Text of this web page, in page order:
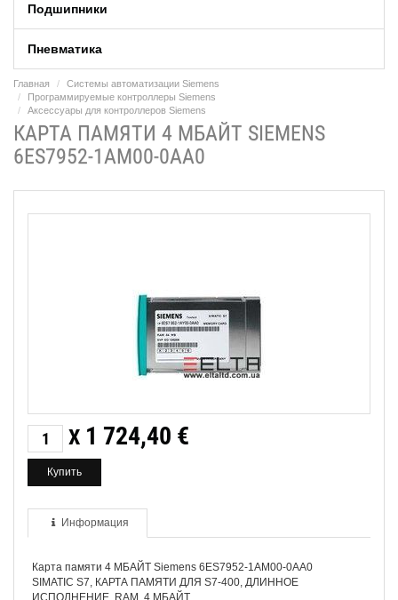
Подшипники
Пневматика
Главная
Системы автоматизации Siemens
Программируемые контроллеры Siemens
Аксессуары для контроллеров Siemens
КАРТА ПАМЯТИ 4 МБАЙТ SIEMENS
6ES7952-1AM00-0AA0
X 1 724,40 €
Информация
Карта памяти 4 МБАЙТ Siemens 6ES7952-1AM00-0AA0
SIMATIC S7, КАРТА ПАМЯТИ ДЛЯ S7-400, ДЛИННОЕ
ИСПОЛНЕНИЕ, RAM, 4 МБАЙТ